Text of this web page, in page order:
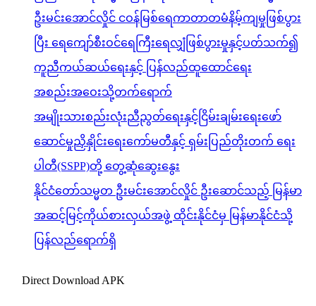
ဦးမင်းအောင်လှိုင် ငဝန်မြစ်ရေကာတာတမံနိမ့်ကျမှုဖြစ်ပွား
ပြီး ရေကျော်စီးဝင်ရေကြီးရေလျှံဖြစ်ပွားမှုနှင့်ပတ်သက်၍
ကူညီကယ်ဆယ်ရေးနှင့် ပြန်လည်ထူထောင်ရေး
အစည်းအဝေးသို့တက်ရောက်
အမျိုးသားစည်းလုံးညီညွတ်ရေးနှင့်ငြိမ်းချမ်းရေးဖော်
ဆောင်မှုညှိနှိုင်းရေးကော်မတီနှင့် ရှမ်းပြည်တိုးတက် ရေး
ပါတီ(SSPP)တို့ တွေ့ဆုံဆွေးနွေး
နိုင်ငံတော်သမ္မတ ဦးမင်းအောင်လှိုင် ဦးဆောင်သည့် မြန်မာ
အဆင့်မြင့်ကိုယ်စားလှယ်အဖွဲ့ ထိုင်းနိုင်ငံမှ မြန်မာနိုင်ငံသို့
ပြန်လည်ရောက်ရှိ
Direct Download APK